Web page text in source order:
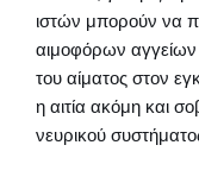
ιστών μπορούν να
αιμοφόρων αγγείων
του αίματος στον
η αιτία ακόμη και
νευρικού